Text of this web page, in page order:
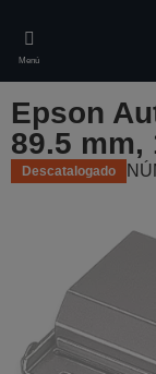
main
content
Menú
Epson
89.5 mm,
Descatalogado